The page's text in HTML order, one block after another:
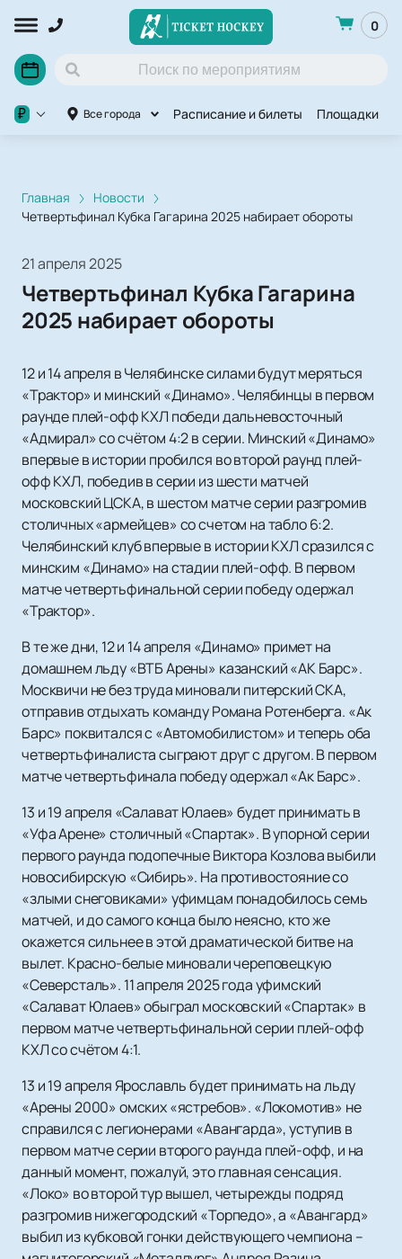
0
Все города Расписание и билеты Площадки
₽
Главная
Новости
Четвертьфинал Кубка Гагарина 2025 набирает обороты
21 апреля 2025
Четвертьфинал Кубка Гагарина
2025 набирает обороты
12 и 14 апреля в Челябинске силами будут меряться
«Трактор» и минский «Динамо». Челябинцы в первом
раунде плей-офф КХЛ победи дальневосточный
«Адмирал» со счётом 4:2 в серии. Минский «Динамо»
впервые в истории пробился во второй раунд плей-
офф КХЛ, победив в серии из шести матчей
московский ЦСКА, в шестом матче серии разгромив
столичных «армейцев» со счетом на табло 6:2.
Челябинский клуб впервые в истории КХЛ сразился с
минским «Динамо» на стадии плей-офф. В первом
матче четвертьфинальной серии победу одержал
«Трактор».
В те же дни, 12 и 14 апреля «Динамо» примет на
домашнем льду «ВТБ Арены» казанский «АК Барс».
Москвичи не без труда миновали питерский СКА,
отправив отдыхать команду Романа Ротенберга. «Ак
Барс» поквитался с «Автомобилистом» и теперь оба
четвертьфиналиста сыграют друг с другом. В первом
матче четвертьфинала победу одержал «Ак Барс».
13 и 19 апреля «Салават Юлаев» будет принимать в
«Уфа Арене» столичный «Спартак». В упорной серии
первого раунда подопечные Виктора Козлова выбили
новосибирскую «Сибирь». На противостояние со
«злыми снеговиками» уфимцам понадобилось семь
матчей, и до самого конца было неясно, кто же
окажется сильнее в этой драматической битве на
вылет. Красно-белые миновали череповецкую
«Северсталь». 11 апреля 2025 года уфимский
«Салават Юлаев» обыграл московский «Спартак» в
первом матче четвертьфинальной серии плей-офф
КХЛ со счётом 4:1.
13 и 19 апреля Ярославль будет принимать на льду
«Арены 2000» омских «ястребов». «Локомотив» не
справился с легионерами «Авангарда», уступив в
первом матче серии второго раунда плей-офф, и на
данный момент, пожалуй, это главная сенсация.
«Локо» во второй тур вышел, четырежды подряд
разгромив нижегородский «Торпедо», а «Авангард»
выбил из кубковой гонки действующего чемпиона –